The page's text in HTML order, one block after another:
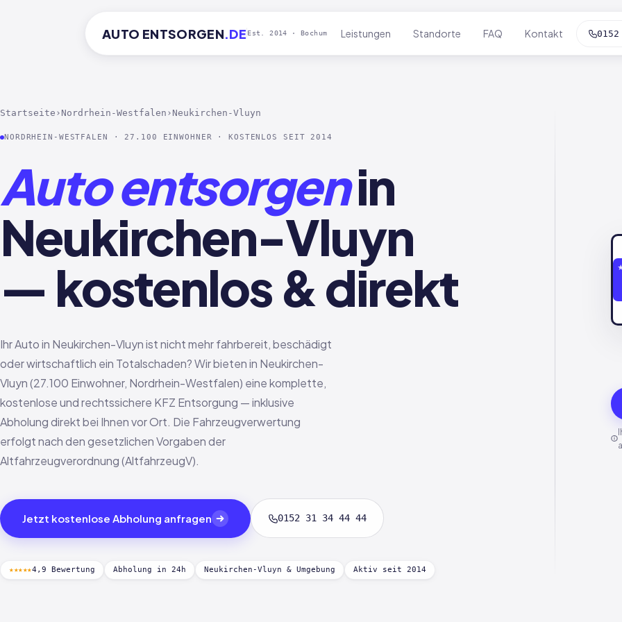
AUTO ENTSORGEN.DE Est. 2014 · Bochum Leistungen Standorte FAQ Kontakt
Startseite › Nordrhein-Westfalen › Neukirchen-Vluyn
NORDRHEIN-WESTFALEN · 27.100 EINWOHNER · KOSTENLOS SEIT 2014
Auto entsorgenin
Neukirchen-Vluyn
— kostenlos & direkt
Ihr Auto in Neukirchen-Vluyn ist nicht mehr fahrbereit, beschädigt
oder wirtschaftlich ein Totalschaden? Wir bieten in Neukirchen-
Vluyn (27.100 Einwohner, Nordrhein-Westfalen) eine komplette,
kostenlose und rechtssichere KFZ Entsorgung — inklusive
Abholung direkt bei Ihnen vor Ort. Die Fahrzeugverwertung
erfolgt nach den gesetzlichen Vorgaben der
Altfahrzeugverordnung (AltfahrzeugV).
Jetzt kostenlose Abholung anfragen 0152 31 34 44 44
★★★★★4,9 Bewertung Abholung in 24h Neukirchen-Vluyn & Umgebung Aktiv seit 2014